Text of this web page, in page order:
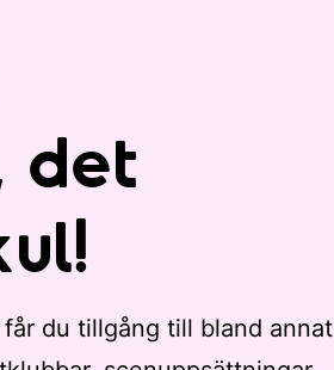
det
får du tillgång till bland annat